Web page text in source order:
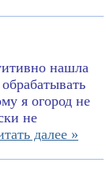
нашла
я огород не
не
далее »